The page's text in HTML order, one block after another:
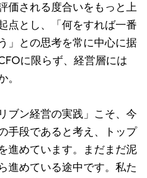
価される度合いをもっと上
点とし、「何をすれば一番
」との思考を常に中心に据
に限らず、経営層には
。
ブン経営の実践」こそ、今
手段であると考え、トップ
進めています。まだまだ泥
進めている途中です。私た